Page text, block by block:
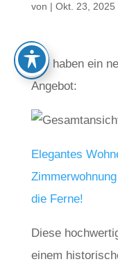
von | Okt. 23, 2025
Wir haben ein
Angebot:
Elegantes
die Ferne!
Diese
einem